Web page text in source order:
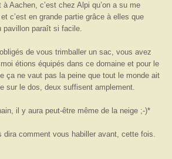
Aachen, c’est chez Alpi qu’on a su me
c’est en grande partie grâce à elles que
pavillon paraît si facile.
de vous trimballer un sac, vous avez
étions équipés dans ce domaine et pour le
ça ne vaut pas la peine que tout le monde ait
sur le dos, deux suffisent amplement.
il y aura peut-être même de la neige ;-)*
dira comment vous habiller avant, cette fois.